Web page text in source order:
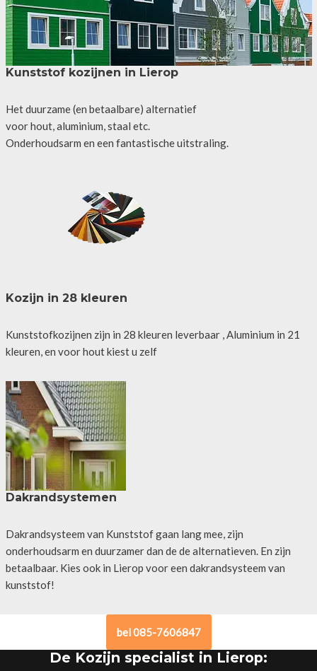
Kunststof kozijnen in Lierop
Het duurzame (en betaalbare) alternatief
voor hout, aluminium, staal etc.
Onderhoudsarm en een fantastische uitstraling.
Kozijn in 28 kleuren
Kunststofkozijnen zijn in 28 kleuren leverbaar , Aluminium in 21
kleuren, en voor hout kiest u zelf
Dakrandsystemen
Dakrandsysteem van Kunststof gaan lang mee, zijn
onderhoudsarm en duurzamer dan de de alternatieven. En zijn
betaalbaar. Kies ook in Lierop voor een dakrandsysteem van
kunststof!
bel 085-7606847
De Kozijn specialist in Lierop: